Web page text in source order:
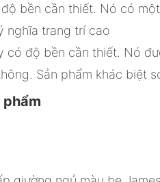
bền cần thiết. Nó có
nghĩa trang trí cao
có độ bền cần thiết. Nó
Sản phẩm khác biệt